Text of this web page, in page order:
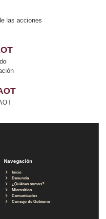
las acciones
Navegación
Inicio
Denuncia
¿Quiénes somos?
Micrositios
Comunicados
Consejo de Gobierno